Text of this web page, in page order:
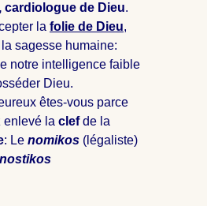
de Dieu.
la folie de Dieu,
sagesse humaine:
notre intelligence faible
Dieu.
êtes-vous parce
enlevé la clefde la
: Le nomikos (légaliste)